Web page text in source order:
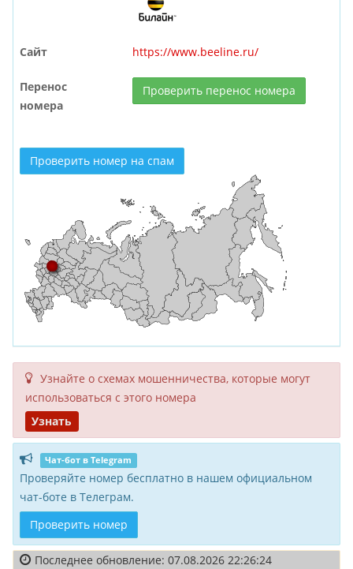
Сайт https://www.beeline.ru/
Перенос
номера
Проверить перенос номера
Проверить номер на спам
Узнайте о схемах мошенни­чества, кото­рые могут
исполь­зоваться с этого номера
Узнать
Чат-бот в Telegram
Проверяйте номер бесплатно в нашем официальном
чат-боте в Телеграм.
Проверить номер
Последнее обновление: 07.08.2026 22:26:24